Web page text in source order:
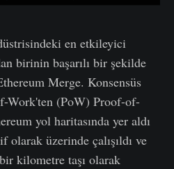
en etkileyici
birinin başarılı bir şekilde
Merge. Konsensüs
Work'ten (PoW) Proof-of-
yol haritasında yer aldı
olarak üzerinde çalışıldı ve
kilometre taşı olarak